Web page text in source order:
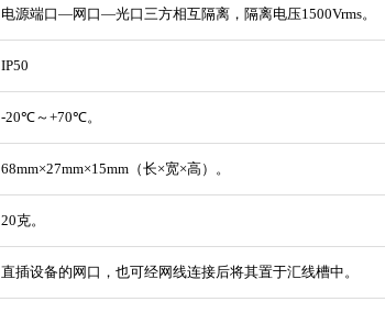
电源端口―网口―光口三方相互隔离，隔离电压1500Vrms。
IP50
-20℃～+70℃。
68mm×27mm×15mm（长×宽×高）。
20克。
直插设备的网口，也可经网线连接后将其置于汇线槽中。